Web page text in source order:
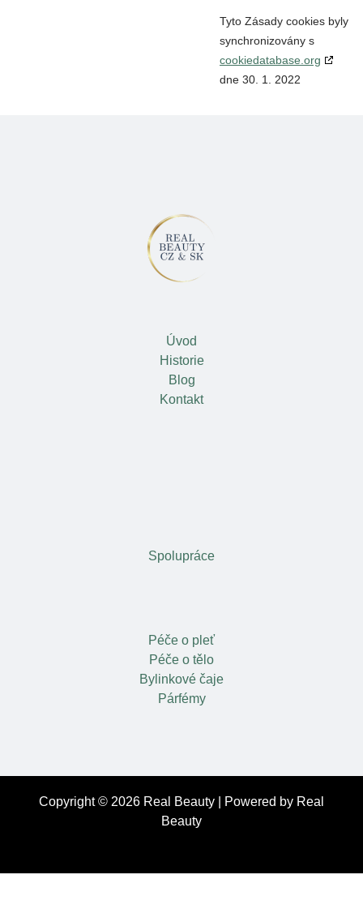
Tyto Zásady cookies byly
synchronizovány s
cookiedatabase.org
dne 30. 1. 2022
Úvod
Historie
Blog
Kontakt
Spolupráce
Péče o pleť
Péče o tělo
Bylinkové čaje
Párfémy
Copyright © 2026 Real Beauty | Powered by Real
Beauty